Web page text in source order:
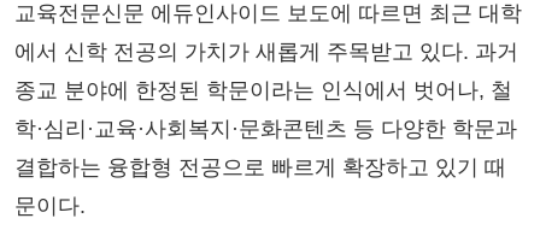
교육전문신문 에듀인사이드 보도에 따르면 최근 대학
에서 신학 전공의 가치가 새롭게 주목받고 있다. 과거
종교 분야에 한정된 학문이라는 인식에서 벗어나, 철
학·심리·교육·사회복지·문화콘텐츠 등 다양한 학문과
결합하는 융합형 전공으로 빠르게 확장하고 있기 때
문이다.